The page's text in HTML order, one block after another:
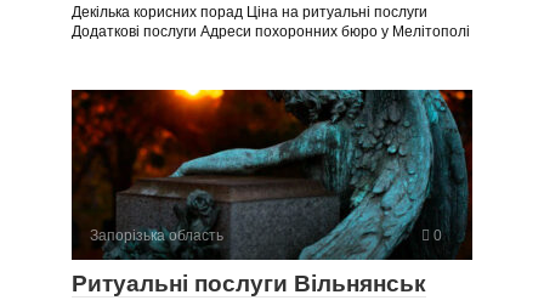
Декілька корисних порад Ціна на ритуальні послуги
Додаткові послуги Адреси похоронних бюро у Мелітополі
Запорізька область 0
Ритуальні послуги Вільнянськ